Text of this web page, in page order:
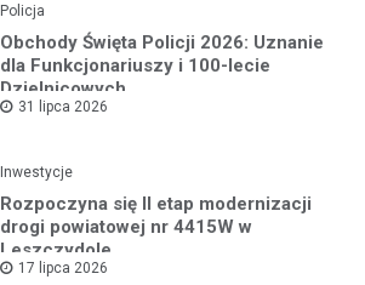
Policja
Obchody Święta Policji 2026: Uznanie
dla Funkcjonariuszy i 100-lecie
Dzielnicowych
31 lipca 2026
Inwestycje
Rozpoczyna się II etap modernizacji
drogi powiatowej nr 4415W w
Leszczydole
17 lipca 2026